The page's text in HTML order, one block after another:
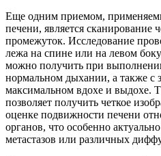
Еще одним приемом,
печени, является сканирование
промежуток. Исследование
лежа на спине или на левом
можно получить при
нормальном дыхании, а также с
максимальном вдохе и выдохе.
позволяет получить четкое
оценке подвижности печени
органов, что особенно
метастазов или различных